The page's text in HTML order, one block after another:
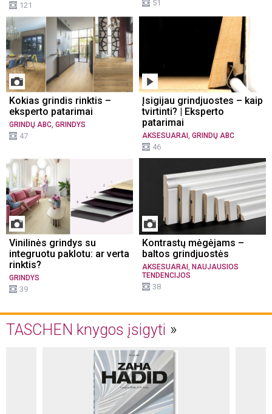
121 51
Kokias grindis rinktis –
eksperto patarimai
GRINDŲ ABC, GRINDYS
47
Įsigijau grindjuostes – kaip
tvirtinti? | Eksperto
patarimai
AKSESUARAI , GRINDŲ ABC
46
Vinilinės grindys su
integruotu paklotu: ar verta
rinktis?
GRINDYS
39
Kontrastų mėgėjams –
baltos grindjuostės
AKSESUARAI NAUJAUSIOS
TENDENCIJOS
38
TASCHEN knygos įsigyti